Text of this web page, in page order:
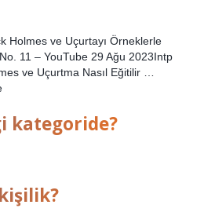
Holmes ve Uçurtayı Örneklerle
11 – YouTube 29 Ağu 2023Intp
ve Uçurtma Nasıl Eğitilir …
kategoride?